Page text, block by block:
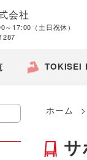
会社
～17:00（土日祝休）
TOKISEI
ホーム >